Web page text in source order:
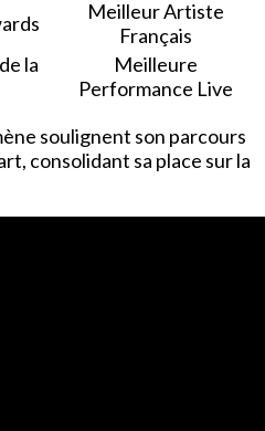
Meilleur Artiste
Français
la
Meilleure
Performance Live
soulignent son parcours
consolidant sa place sur la